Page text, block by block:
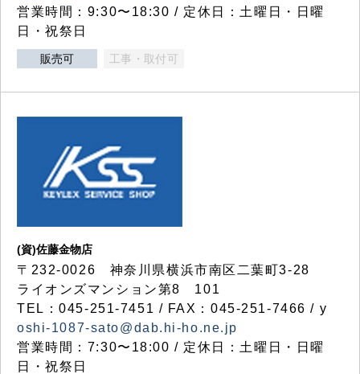
営業時間：9:30〜18:30 / 定休日：土曜日・日曜
日・祝祭日
販売可 工事・取付可
(資)佐藤金物店
〒232-0026 神奈川県横浜市南区二葉町3-28
ライオンズマンション第8 101
TEL：045-251-7451 / FAX：045-251-7466 / y
oshi-1087-sato@dab.hi-ho.ne.jp
営業時間：7:30〜18:00 / 定休日：土曜日・日曜
日・祝祭日